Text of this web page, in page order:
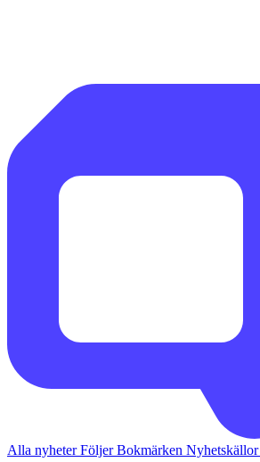
Alla nyheterFöljerBokmärken Nyhetskällor